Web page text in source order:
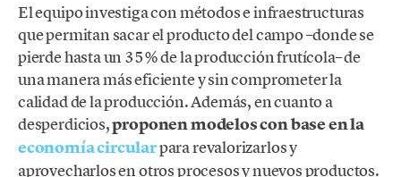
El equipo investiga con métodos e infraestructuras
que permitan sacar el producto del campo –donde se
pierde hasta un 35% de la producción frutícola– de
una manera más eficiente y sin comprometer la
calidad de la producción. Además, en cuanto a
desperdicios,proponen modelos con base en la
economía circularpara revalorizarlos y
aprovecharlos en otros procesos y nuevos productos.